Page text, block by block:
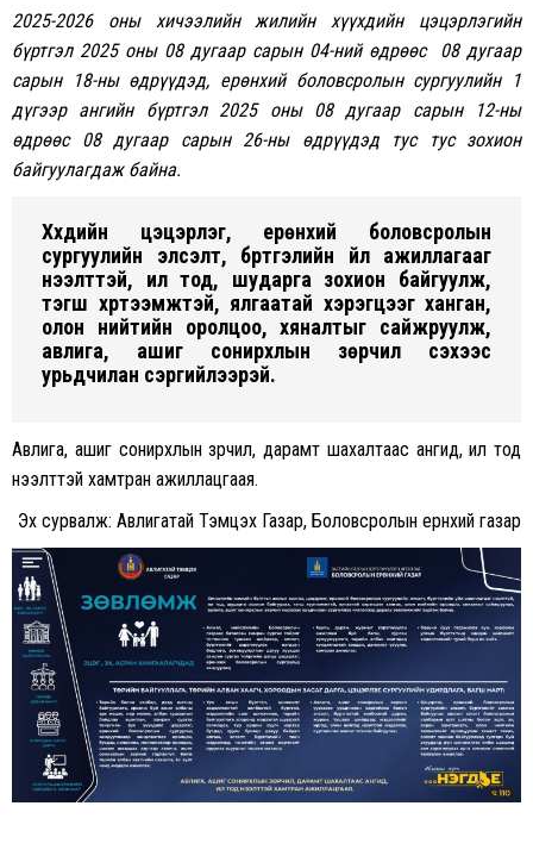
2025-2026 оны хичээлийн жилийн хүүхдийн цэцэрлэгийн
бүртгэл 2025 оны 08 дугаар сарын 04-ний өдрөөс 08 дугаар
сарын 18-ны өдрүүдэд, ерөнхий боловсролын сургуулийн 1
дүгээр ангийн бүртгэл 2025 оны 08 дугаар сарын 12-ны
өдрөөс 08 дугаар сарын 26-ны өдрүүдэд тус тус зохион
байгуулагдаж байна.
Хүүхдийн цэцэрлэг, ерөнхий боловсролын
сургуулийн элсэлт, бүртгэлийн үйл ажиллагааг
нээлттэй, ил тод, шударга зохион байгуулж,
тэгш хүртээмжтэй, ялгаатай хэрэгцээг ханган,
олон нийтийн оролцоо, хяналтыг сайжруулж,
авлига, ашиг сонирхлын зөрчил үүсэхээс
урьдчилан сэргийлээрэй.
Авлига, ашиг сонирхлын зөрчил, дарамт шахалтаас ангид, ил тод
нээлттэй хамтран ажиллацгаая.
Эх сурвалж: Авлигатай Тэмцэх Газар, Боловсролын ерөнхий газар